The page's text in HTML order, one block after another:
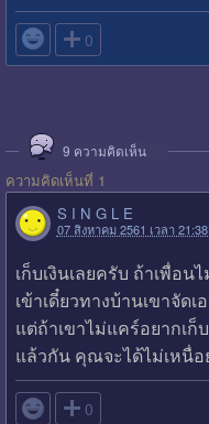
 0
9 ความคิดเห็น
ความคิดเห็นที่ 1
S I N G L E
07 สิงหาคม 2561 เวลา
เก็บเงินเลยครับ ถ้าเพื่อน
เข้าเดี๋ยวทางบ้านเขาจัดเ
แต่ถ้าเขาไม่แคร์อยากเก็
แล้วกัน คุณจะได้ไม่เหนื่
 0